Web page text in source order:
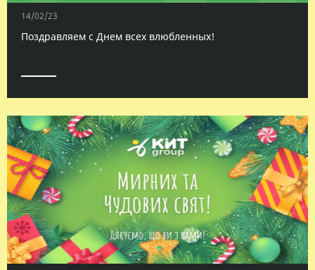
14/02/23
Поздравляем с Днем всех влюбленных!